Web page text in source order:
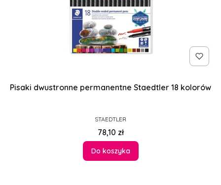
Pisaki dwustronne permanentne Staedtler 18 kolorów
PRODUCENT
STAEDTLER
Cena
78,10 zł
Do koszyka